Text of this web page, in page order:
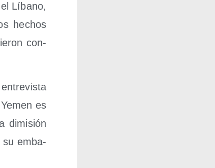
Líbano,
hechos
con­
es
dimi­sión
su emba­